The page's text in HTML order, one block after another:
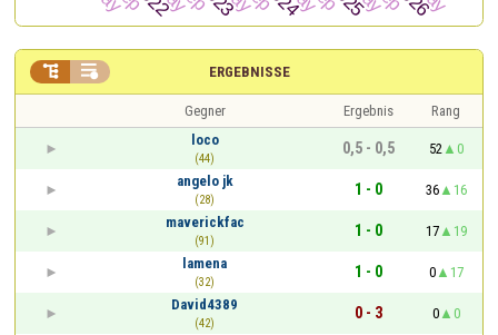
ERGEBNISSE
 
Gegner Ergebnis
Rang
loco
(44)
0,5 - 0,5 52
0
angelo jk
(28)
1 - 0 36
16
maverickfac
(91)
1 - 0 17
19
lamena
(32)
1 - 0 0
17
David4389
(42)
0 - 3 0
0